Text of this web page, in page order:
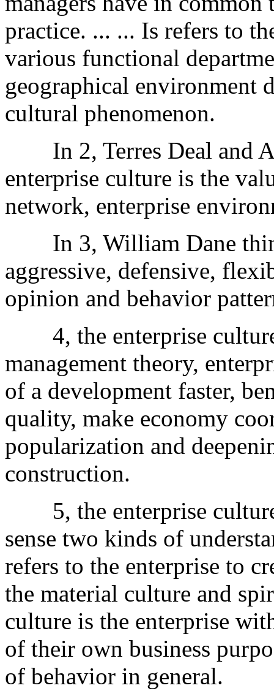
practice. ... ... Is refers to
various functional
geographical environment
cultural phenomenon.
In 2, Terres Deal and
enterprise culture is the
network, enterprise
In 3, William Dane
aggressive, defensive,
opinion and behavior
4, the enterprise culture
management theory,
of a development faster,
quality, make economy
popularization and
construction.
5, the enterprise culture
sense two kinds of
refers to the enterprise to
the material culture and
culture is the enterprise
of their own business
of behavior in general.